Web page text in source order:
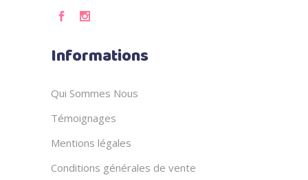
Informations
Qui Sommes Nous
Témoignages
Mentions légales
Conditions générales de vente